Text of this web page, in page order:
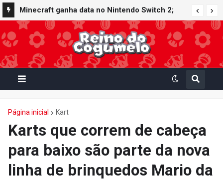
Minecraft ganha data no Nintendo Switch 2;
Super Mario Mash-Up receberá atualização
gráfica exclusiva
Página inicial Kart
Karts que correm de cabeça
para baixo são parte da nova
linha de brinquedos Mario da